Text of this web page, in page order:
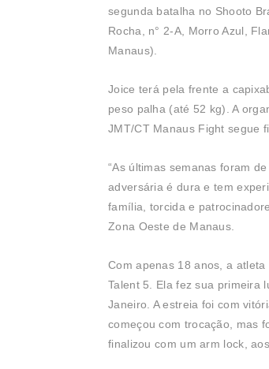
segunda batalha no Shooto
Rocha, n° 2-A, Morro Azul,
Manaus).
Joice terá pela frente a
peso palha (até 52 kg). A
JMT/CT Manaus Fight segue
“As últimas semanas foram
adversária é dura e tem
família, torcida e
Zona Oeste de Manaus.
Com apenas 18 anos, a
Talent 5. Ela fez sua primeira
Janeiro. A estreia foi com
começou com trocação, mas
finalizou com um arm lock,